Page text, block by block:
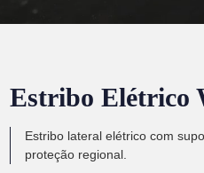
Estribo Elétrico
Estribo lateral elétrico com
proteção regional.